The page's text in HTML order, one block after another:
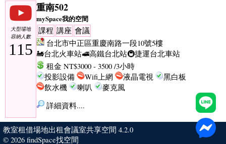
大型場地
容納人數
115
重南502
mySpace我的空間
課程 講座 會議
台北市中正區重慶南路一段10號5樓
🚂台北火車站🚅高鐵台北站🚇捷運台北車站
租金 NT$3000 - 3500 /3小時
投影設備
Wifi上網 液晶電視
黑白板
飲水機
喇叭
麥克風
詳細資料....
教室租借場地出租會議室共享空間 4.2.0
© 2026 findSpace找空間